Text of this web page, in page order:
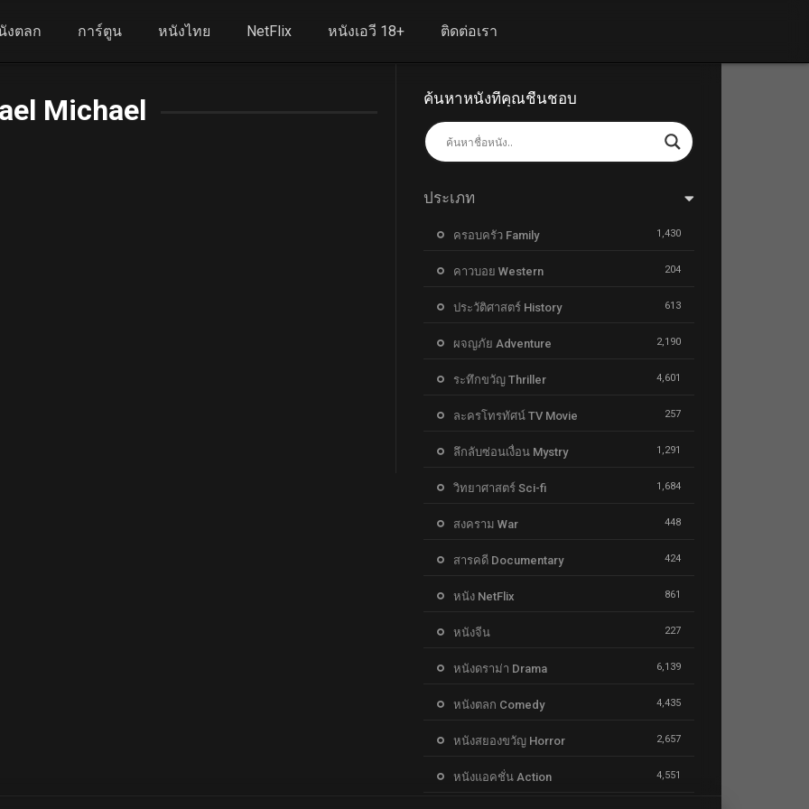
งตลก การ์ตูน หนังไทย NetFlix หนังเอวี 18+ ติดต่อเรา
Michael ค้นหาหนังที่คุณชื่นชอบ
ประเภท
ครอบครัว Family 1,430
คาวบอย Western 204
ประวัติศาสตร์ History 613
ผจญภัย Adventure 2,190
ระทึกขวัญ Thriller 4,601
ละครโทรทัศน์ TV Movie 257
ลึกลับซ่อนเงื่อน Mystry 1,291
วิทยาศาสตร์ Sci-fi 1,684
สงคราม War 448
สารคดี Documentary 424
หนัง NetFlix 861
หนังจีน 227
หนังดราม่า Drama 6,139
หนังตลก Comedy 4,435
หนังสยองขวัญ Horror 2,657
หนังแอคชั่น Action 4,551